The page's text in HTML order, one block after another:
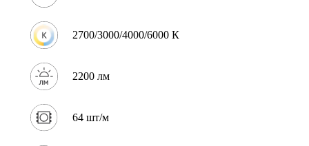
2700/3000/4000/6000 К
2200 лм
64 шт/м